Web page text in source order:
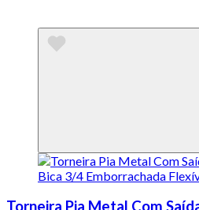
Torneira Pia Metal Com